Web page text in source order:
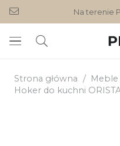
Na terenie
Strona główna /
Hoker do kuchni